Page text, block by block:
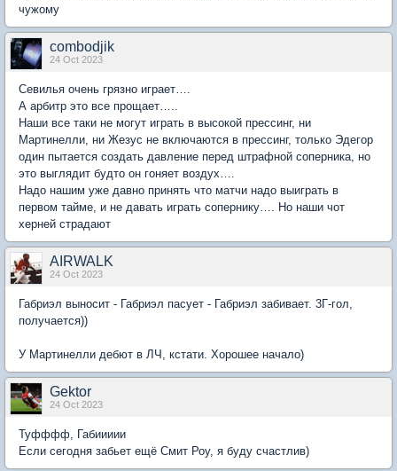
чужому
combodjik
24 Oct 2023
Севилья очень грязно играет….
А арбитр это все прощает…..
Наши все таки не могут играть в высокой прессинг, ни
Мартинелли, ни Жезус не включаются в прессинг, только Эдегор
один пытается создать давление перед штрафной соперника, но
это выглядит будто он гоняет воздух….
Надо нашим уже давно принять что матчи надо выиграть в
первом тайме, и не давать играть сопернику…. Но наши чот
херней страдают
AIRWALK
24 Oct 2023
Габриэл выносит - Габриэл пасует - Габриэл забивает. 3Г-гол,
получается))
У Мартинелли дебют в ЛЧ, кстати. Хорошее начало)
Gektor
24 Oct 2023
Туфффф, Габиииии
Если сегодня забьет ещё Смит Роу, я буду счастлив)